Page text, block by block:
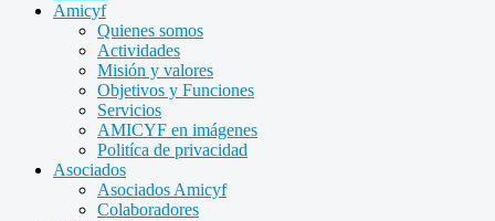
Amicyf
Quienes somos
Actividades
Misión y valores
Objetivos y Funciones
Servicios
AMICYF en imágenes
Politíca de privacidad
Asociados
Asociados Amicyf
Colaboradores